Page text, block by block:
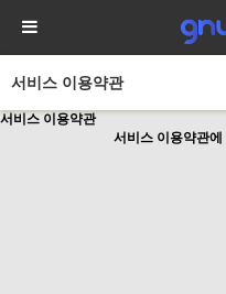
서비스 이용약관
서비스 이용약관
서비스 이용약관